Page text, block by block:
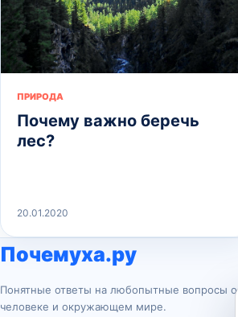
ПРИРОДА
Почему важно беречь
лес?
20.01.2020
Почемуха.ру
Понятные ответы на любопытные вопросы о
человеке и окружающем мире.